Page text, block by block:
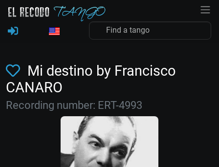
Mi destino by Francisco
CANARO
Recording number: ERT-4993